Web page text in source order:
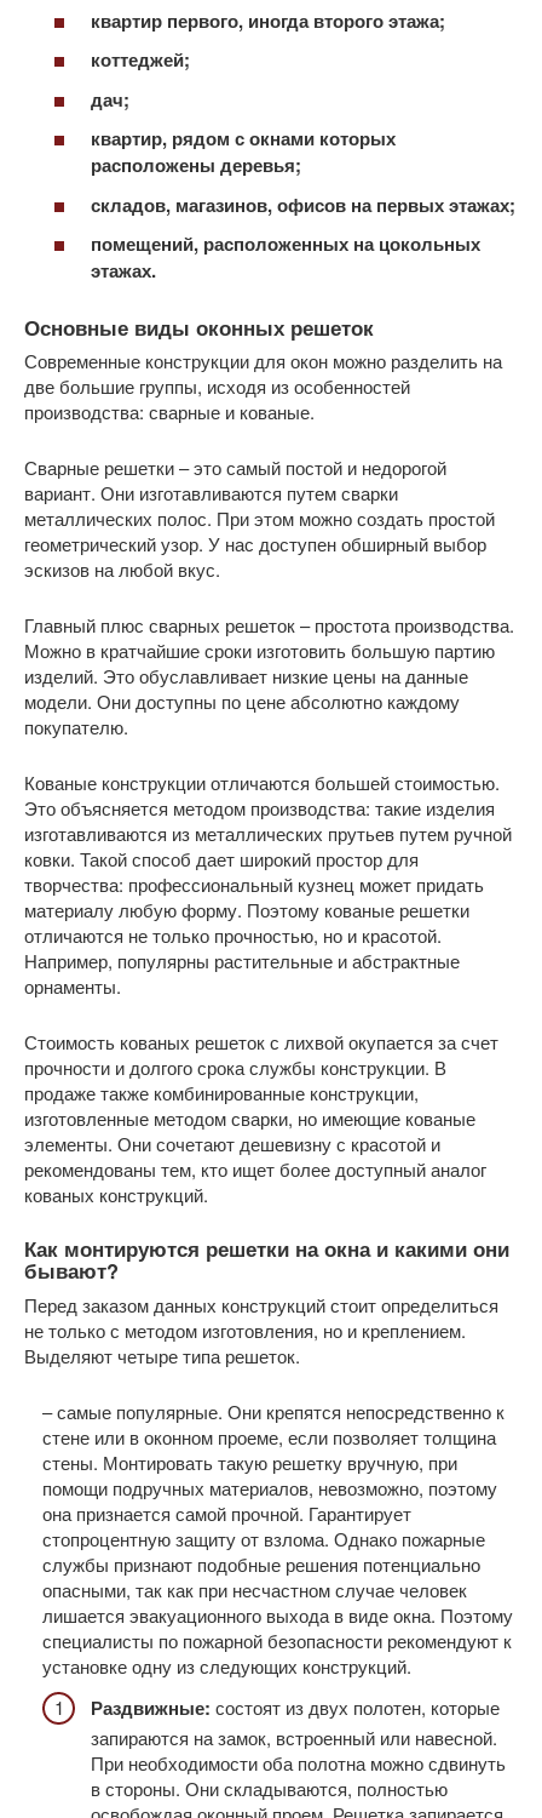
квартир первого, иногда второго этажа;
коттеджей;
дач;
квартир, рядом с окнами которых
расположены деревья;
складов, магазинов, офисов на первых этажах;
помещений, расположенных на цокольных
этажах.
Основные виды оконных решеток
Современные конструкции для окон можно разделить на
две большие группы, исходя из особенностей
производства: сварные и кованые.
Сварные решетки – это самый постой и недорогой
вариант. Они изготавливаются путем сварки
металлических полос. При этом можно создать простой
геометрический узор. У нас доступен обширный выбор
эскизов на любой вкус.
Главный плюс сварных решеток – простота производства.
Можно в кратчайшие сроки изготовить большую партию
изделий. Это обуславливает низкие цены на данные
модели. Они доступны по цене абсолютно каждому
покупателю.
Кованые конструкции отличаются большей стоимостью.
Это объясняется методом производства: такие изделия
изготавливаются из металлических прутьев путем ручной
ковки. Такой способ дает широкий простор для
творчества: профессиональный кузнец может придать
материалу любую форму. Поэтому кованые решетки
отличаются не только прочностью, но и красотой.
Например, популярны растительные и абстрактные
орнаменты.
Стоимость кованых решеток с лихвой окупается за счет
прочности и долгого срока службы конструкции. В
продаже также комбинированные конструкции,
изготовленные методом сварки, но имеющие кованые
элементы. Они сочетают дешевизну с красотой и
рекомендованы тем, кто ищет более доступный аналог
кованых конструкций.
Как монтируются решетки на окна и какими они
бывают?
Перед заказом данных конструкций стоит определиться
не только с методом изготовления, но и креплением.
Выделяют четыре типа решеток.
– самые популярные. Они крепятся непосредственно к
стене или в оконном проеме, если позволяет толщина
стены. Монтировать такую решетку вручную, при
помощи подручных материалов, невозможно, поэтому
она признается самой прочной. Гарантирует
стопроцентную защиту от взлома. Однако пожарные
службы признают подобные решения потенциально
опасными, так как при несчастном случае человек
лишается эвакуационного выхода в виде окна. Поэтому
специалисты по пожарной безопасности рекомендуют к
установке одну из следующих конструкций.
Раздвижные: состоят из двух полотен, которые
запираются на замок, встроенный или навесной.
При необходимости оба полотна можно сдвинуть
в стороны. Они складываются, полностью